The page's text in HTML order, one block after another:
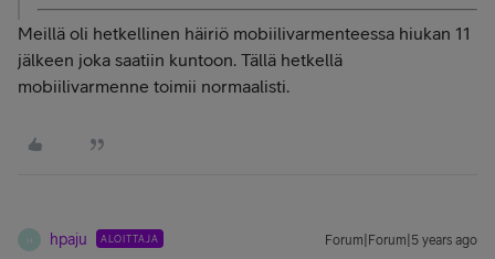
Meillä oli hetkellinen häiriö mobiilivarmenteessa hiukan 11
jälkeen joka saatiin kuntoon. Tällä hetkellä
mobiilivarmenne toimii normaalisti.
H hpaju ALOITTAJA Forum|Forum|5 years ago